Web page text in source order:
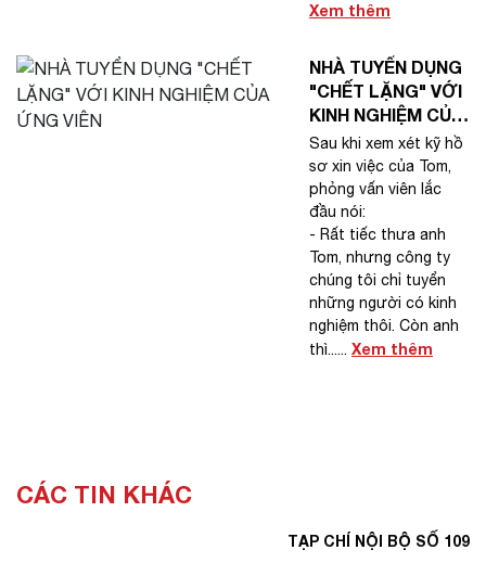
Xem thêm
NHÀ TUYỂN DỤNG
"CHẾT LẶNG" VỚI
KINH NGHIỆM CỦA
ỨNG VIÊN
Sau khi xem xét kỹ hồ
sơ xin việc của Tom,
phỏng vấn viên lắc
đầu nói:
- Rất tiếc thưa anh
Tom, nhưng công ty
chúng tôi chỉ tuyển
những người có kinh
nghiệm thôi. Còn anh
thì...... Xem thêm
CÁC TIN KHÁC
TẠP CHÍ NỘI BỘ SỐ 109